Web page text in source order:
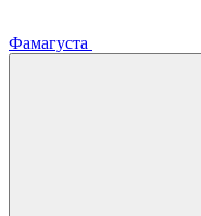
Фамагуста